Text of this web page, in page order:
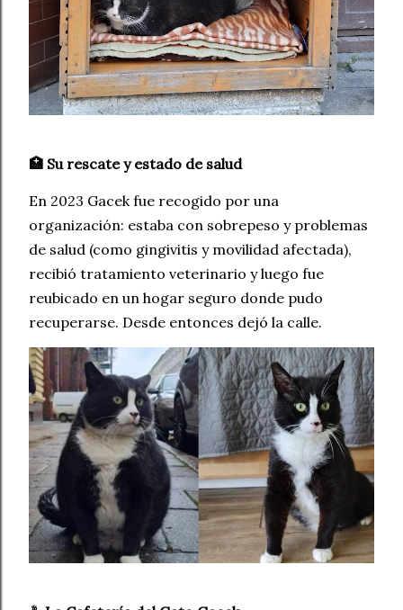
🏥 Su rescate y estado de salud
En 2023 Gacek fue recogido por una
organización: estaba con sobrepeso y problemas
de salud (como gingivitis y movilidad afectada),
recibió tratamiento veterinario y luego fue
reubicado en un hogar seguro donde pudo
recuperarse. Desde entonces dejó la calle.